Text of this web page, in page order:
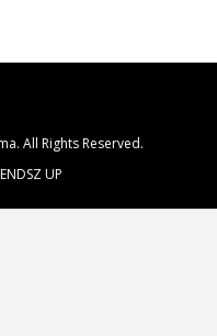
All Rights Reserved.
UP